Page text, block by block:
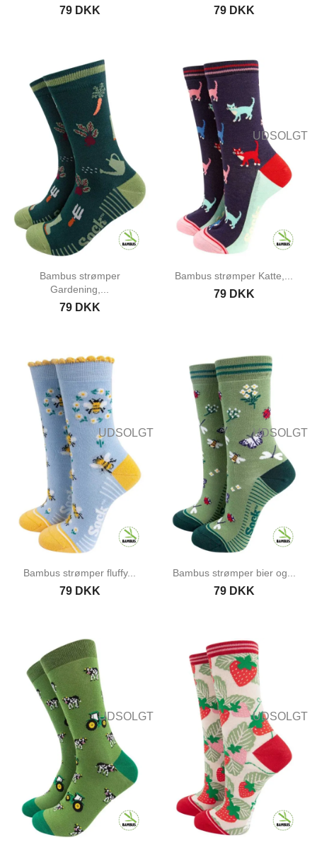
79 DKK 79 DKK
Bambus strømper
Gardening,...
79 DKK
UDSOLGT
Bambus strømper Katte,...
79 DKK
UDSOLGT
Bambus strømper fluffy...
79 DKK
UDSOLGT
Bambus strømper bier og...
79 DKK
UDSOLGT UDSOLGT